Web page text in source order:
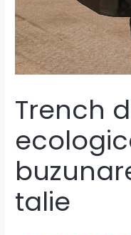
Trench
talie